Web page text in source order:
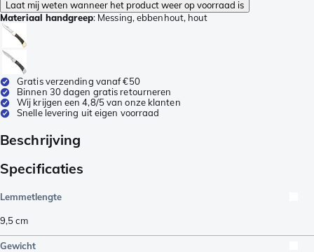
Laat mij weten wanneer het product weer op voorraad is
Materiaal handgreep: Messing, ebbenhout, hout
Gratis verzending vanaf €50
Binnen 30 dagen gratis retourneren
Wij krijgen een 4,8/5 van onze klanten
Snelle levering uit eigen voorraad
Beschrijving
Specificaties
Lemmetlengte
9,5cm
Gewicht